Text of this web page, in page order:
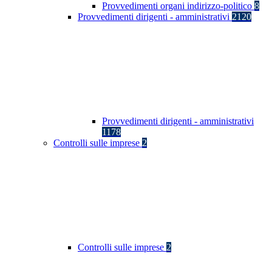
Provvedimenti organi indirizzo-politico 8
Provvedimenti dirigenti - amministrativi 2120
Provvedimenti dirigenti - amministrativi
1178
Controlli sulle imprese 2
Controlli sulle imprese 2